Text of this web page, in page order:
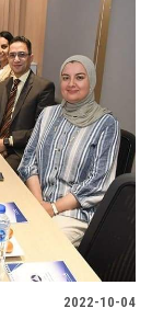
2022-10-04